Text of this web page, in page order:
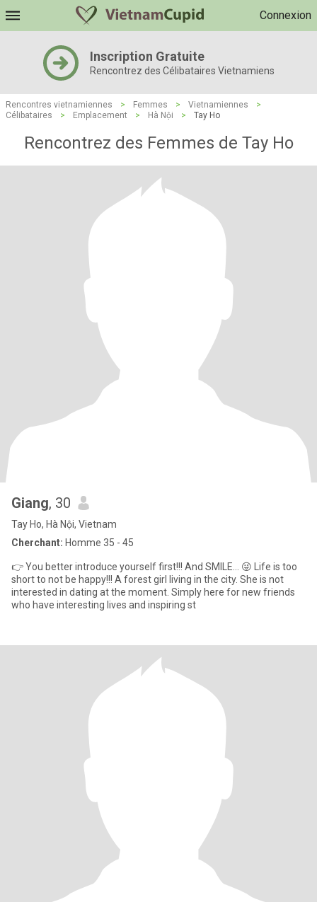
Connexion
Inscription Gratuite
Rencontrez des Célibataires Vietnamiens
Rencontres vietnamiennes > Femmes > Vietnamiennes
>
Célibataires
> Emplacement > Hà Nội > Tay Ho
Rencontrez des Femmes de Tay Ho
Giang, 30
Tay Ho, Hà Nội, Vietnam
Cherchant: Homme 35 - 45
👉 You better introduce yourself first!!! And SMILE... 😜 Life is too
short to not be happy!!! A forest girl living in the city. She is not
interested in dating at the moment. Simply here for new friends
who have interesting lives and inspiring st